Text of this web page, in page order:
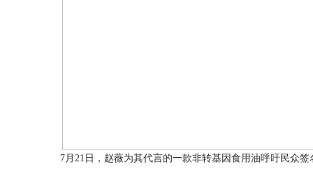
7月21日，赵薇为其代言的一款非转基因食用油呼吁民众签